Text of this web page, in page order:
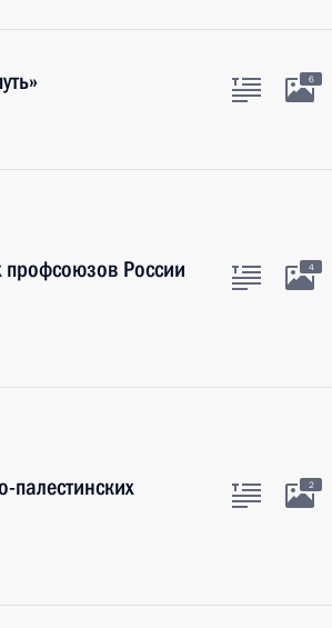
6
профсоюзов России
4
палестинских
2